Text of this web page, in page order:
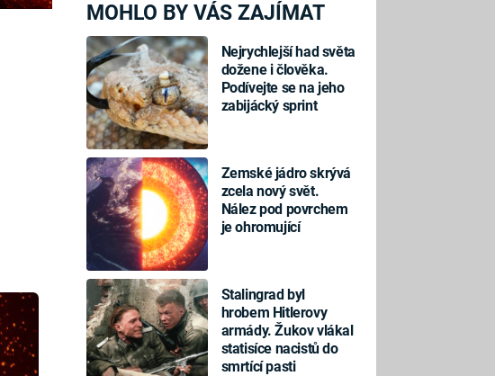
MOHLO BY VÁS ZAJÍMAT
Nejrychlejší had světa
dožene i člověka.
Podívejte se na jeho
zabijácký sprint
Zemské jádro skrývá
zcela nový svět.
Nález pod povrchem
je ohromující
Stalingrad byl
hrobem Hitlerovy
armády. Žukov vlákal
statisíce nacistů do
smrtící pasti